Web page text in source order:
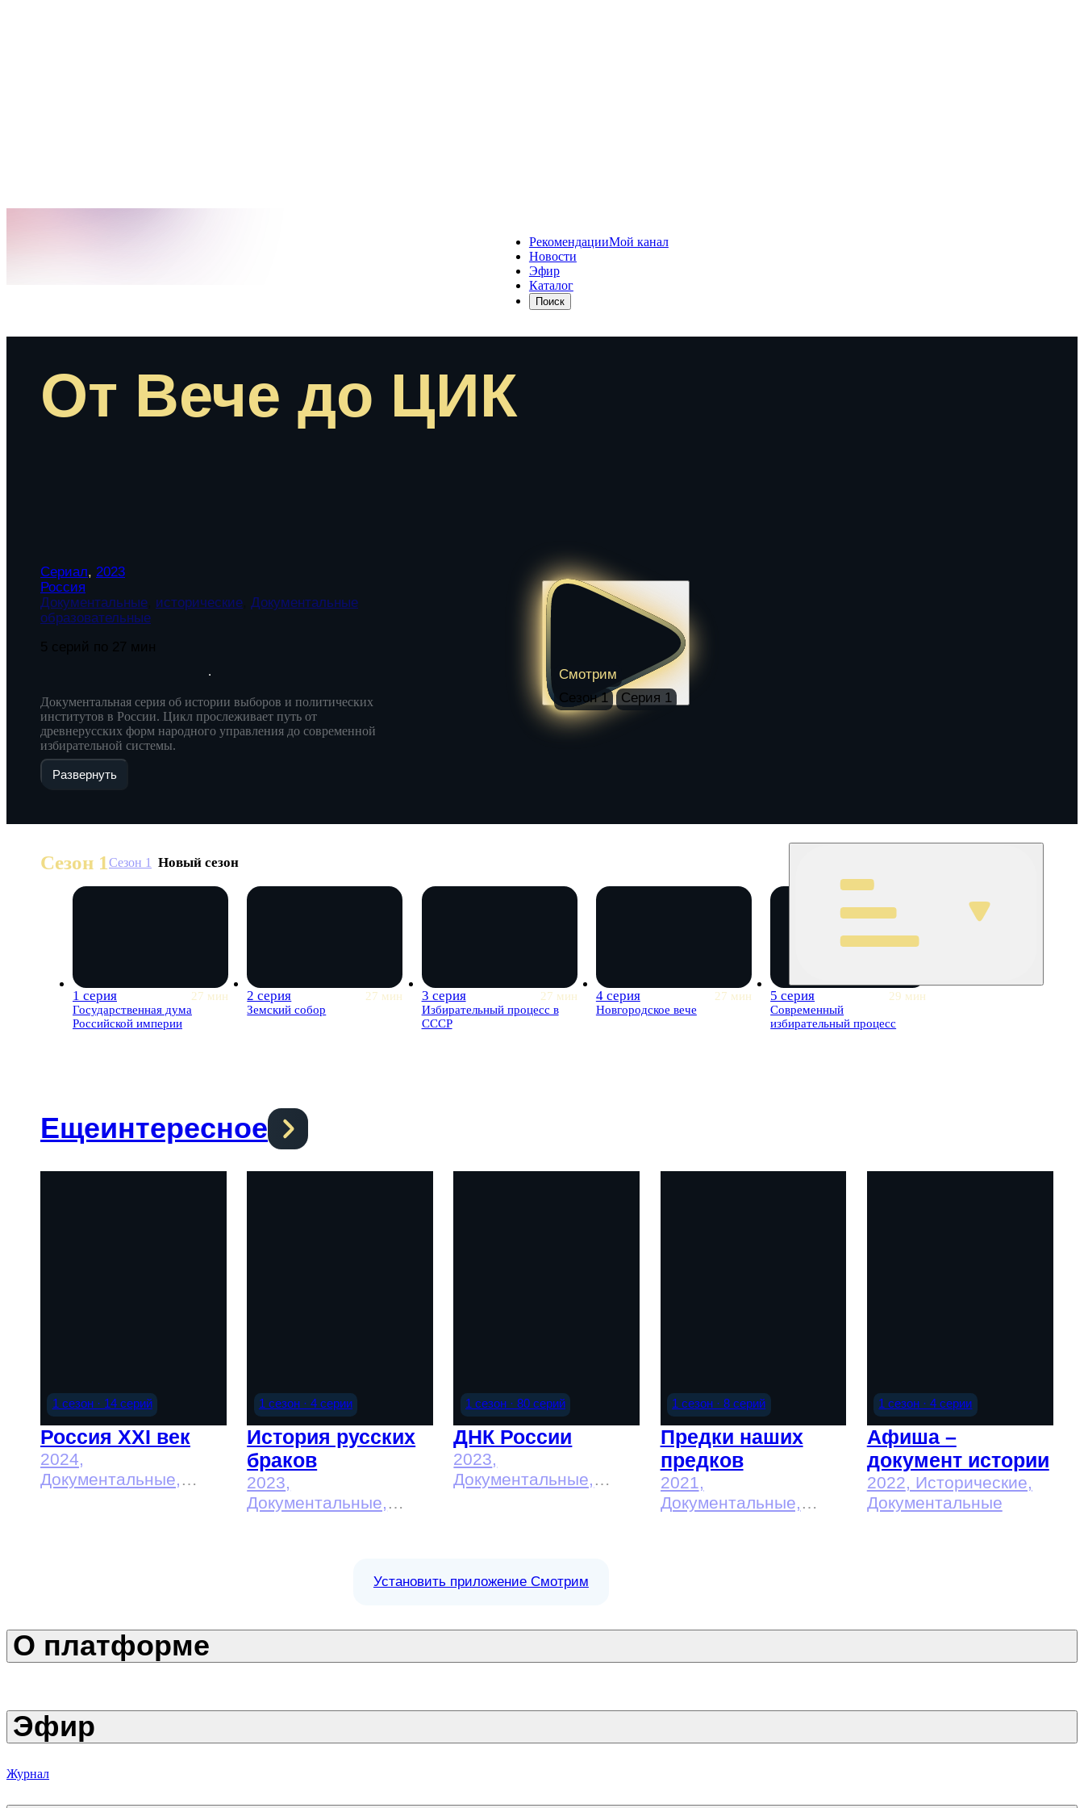
РекомендацииМой канал
Новости
Эфир
Каталог
Поиск
От Вече до ЦИК
Смотрим
Сезон 1
Серия 1
Сериал, 2023
Россия
Документальные исторические Документальные
образовательные
5 серий по 27 мин
Документальная серия об истории выборов и политических
институтов в России. Цикл прослеживает путь от
древнерусских форм народного управления до современной
избирательной системы.
Развернуть
Сезон 1Сезон 1 Новый сезон
1 серия
27 мин
Государственная дума
Российской империи
2 серия
27 мин
Земский собор
3 серия
27 мин
Избирательный процесс в
СССР
4 серия
27 мин
Новгородское вече
5 серия
29 мин
Современный
избирательный процесс
Ещеинтересное
1 сезон · 14 серий
Россия XXI век
2024,
Документальные,
1 сезон · 4 серии
История русских
браков
2023,
Документальные,
1 сезон · 80 серий
ДНК России
2023,
Документальные,
1 сезон · 8 серий
Предки наших
предков
2021,
Документальные,
1 сезон · 4 серии
Афиша –
документ истории
2022, Исторические,
Документальные
Установить приложение Смотрим
О платформе
Эфир
Журнал